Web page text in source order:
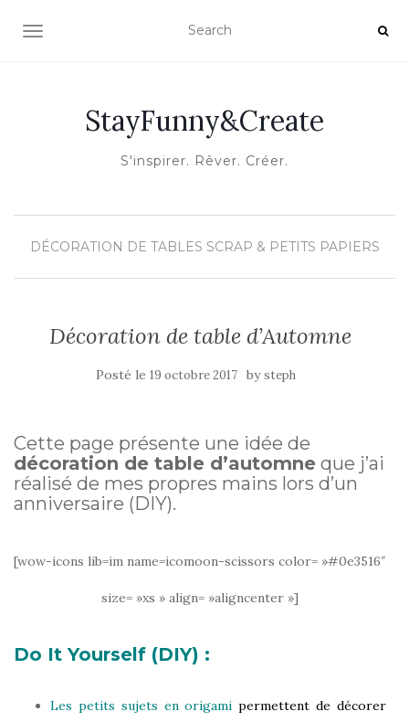
OUVRIR/FERMER LA NAVIGATION
StayFunny&Create
S'inspirer. Rêver. Créer.
DÉCORATION DE TABLES SCRAP & PETITS PAPIERS
Décoration de table d’Automne
Posté le 19 octobre 2017 bysteph
Cette page présente une idée de
décoration de table d’automne que j’ai
réalisé de mes propres mains lors d’un
anniversaire (DIY).
[wow-icons lib=im name=icomoon-scissors color= »#0e3516″
size= »xs » align= »aligncenter »]
Do It Yourself (DIY) :
Les petits sujets en origami permettent de décorer